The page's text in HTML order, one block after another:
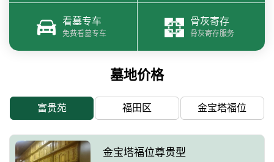
看墓专车
免费看墓专车
骨灰寄存
骨灰寄存服务
墓地价格
富贵苑 福田区 金宝塔福位
金宝塔福位尊贵型